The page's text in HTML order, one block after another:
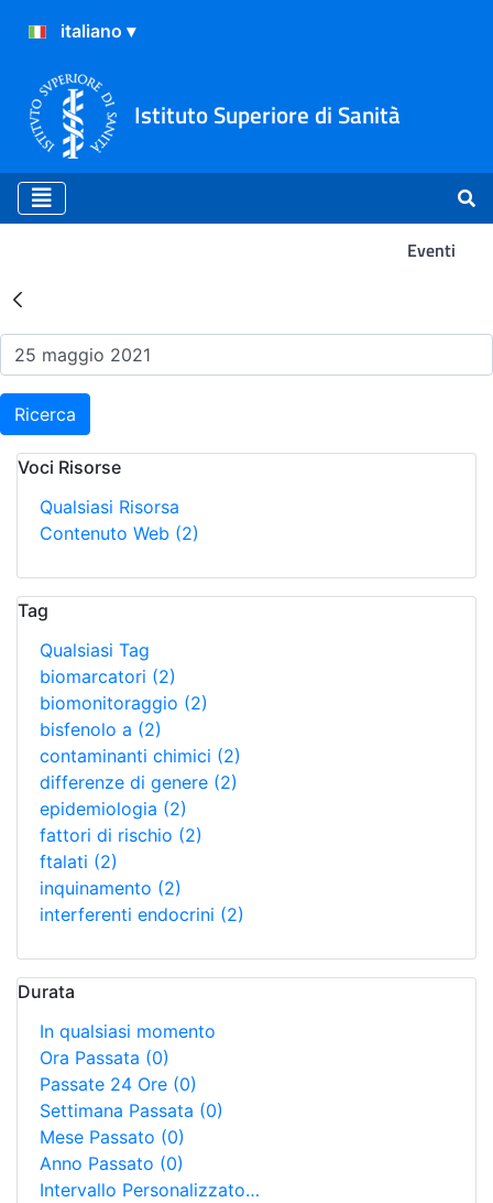
Istituto Superiore di Sanità
Eventi
Risultati della Ricerca -
Ricerca
Voci Risorse
Qualsiasi Risorsa
Contenuto Web (2)
Tag
Qualsiasi Tag
biomarcatori (2)
biomonitoraggio (2)
bisfenolo a (2)
contaminanti chimici (2)
differenze di genere (2)
epidemiologia (2)
fattori di rischio (2)
ftalati (2)
inquinamento (2)
interferenti endocrini (2)
Durata
In qualsiasi momento
Ora Passata (0)
Passate 24 Ore (0)
Settimana Passata (0)
Mese Passato (0)
Anno Passato (0)
Intervallo Personalizzato…